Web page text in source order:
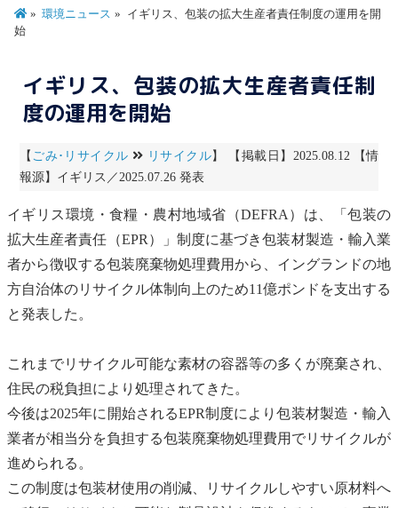
環境ニュース
イギリス、包装の拡大生産者責任制度の運用を開
始
イギリス、包装の拡大生産者責任制
度の運用を開始
【 ごみ･リサイクル リサイクル】 【掲載日】2025.08.12 【情
報源】イギリス／2025.07.26 発表
イギリス環境・食糧・農村地域省（DEFRA）は、「包装の
拡大生産者責任 （EPR）」制度に基づき包装材製造・輸入業
者から徴収する包装廃棄物処理費用から、イングランドの地
方自治体のリサイクル体制向上のため11億ポンドを支出する
と発表した。
これまでリサイクル可能な素材の容器等の多くが廃棄され、
住民の税負担により処理されてきた。
今後は2025年に開始されるEPR制度により包装材製造・輸入
業者が相当分を負担する包装廃棄物処理費用でリサイクルが
進められる。
この制度は包装材使用の削減、
リサイクルしやすい原材料へ